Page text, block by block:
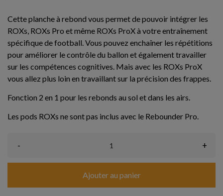
Cette planche à rebond vous permet de pouvoir intégrer les
ROXs, ROXs Pro et même ROXs ProX à votre entraînement
spécifique de football. Vous pouvez enchaîner les répétitions
pour améliorer le contrôle du ballon et également travailler
sur les compétences cognitives. Mais avec les ROXs ProX
vous allez plus loin en travaillant sur la précision des frappes.
Fonction 2 en 1 pour les rebonds au sol et dans les airs.
Les pods ROXs ne sont pas inclus avec le Rebounder Pro.
- +
Ajouter au panier